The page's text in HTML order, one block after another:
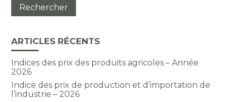
ARTICLES RÉCENTS
Indices des prix des produits agricoles – Année
2026
Indice des prix de production et d’importation de
l’industrie – 2026